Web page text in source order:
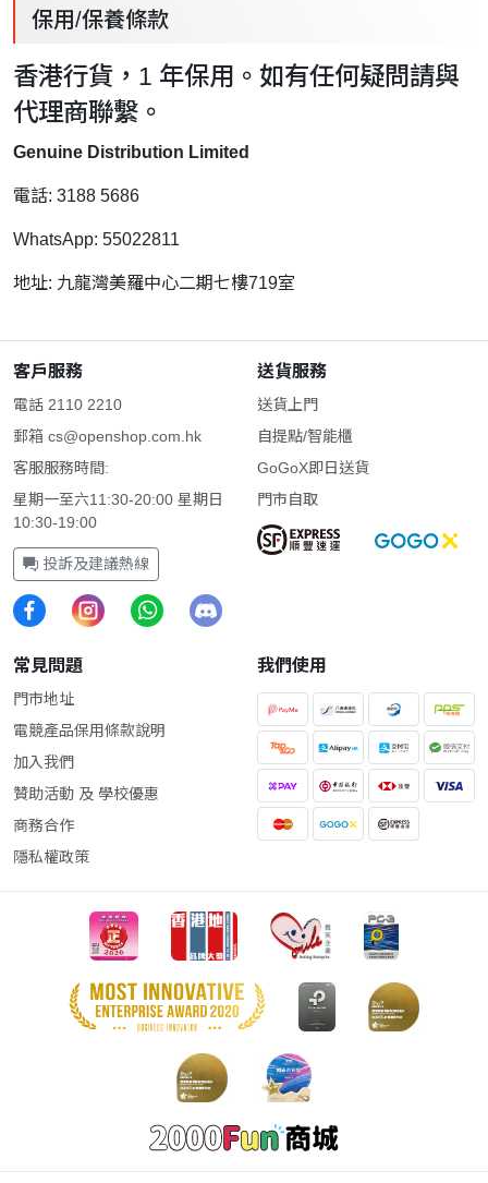
保用/保養條款
香港行貨，1 年保用。如有任何疑問請與
代理商聯繫。
Genuine Distribution Limited
電話: 3188 5686
WhatsApp: 55022811
地址: 九龍灣美羅中心二期七樓719室
客戶服務
電話 2110 2210
郵箱 cs@openshop.com.hk
客服服務時間:
星期一至六11:30-20:00 星期日
10:30-19:00
投訴及建議熱線
送貨服務
送貨上門
自提點/智能櫃
GoGoX即日送貨
門市自取
常見問題
門市地址
電競產品保用條款說明
加入我們
贊助活動 及 學校優惠
商務合作
隱私權政策
我們使用